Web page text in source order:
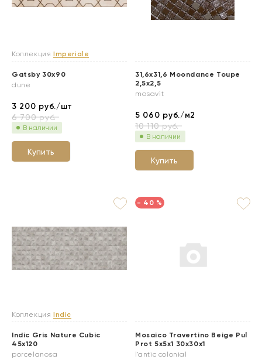
Коллекция Imperiale
Gatsby 30x90
dune
3 200 руб./шт
6 700руб.
В наличии
Купить
31,6x31,6 Moondance Toupe
2,5x2,5
mosavit
5 060 руб./м2
10 110руб.
В наличии
Купить
Коллекция Indic
Indic Gris Nature Cubic
45x120
porcelanosa
- 40 %
Mosaico Travertino Beige Pul
Prot 5x5x1 30x30x1
l'antic colonial